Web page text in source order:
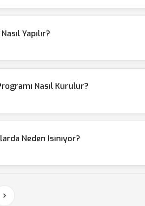
Yapılır?
Nasıl Kurulur?
Neden Isınıyor?